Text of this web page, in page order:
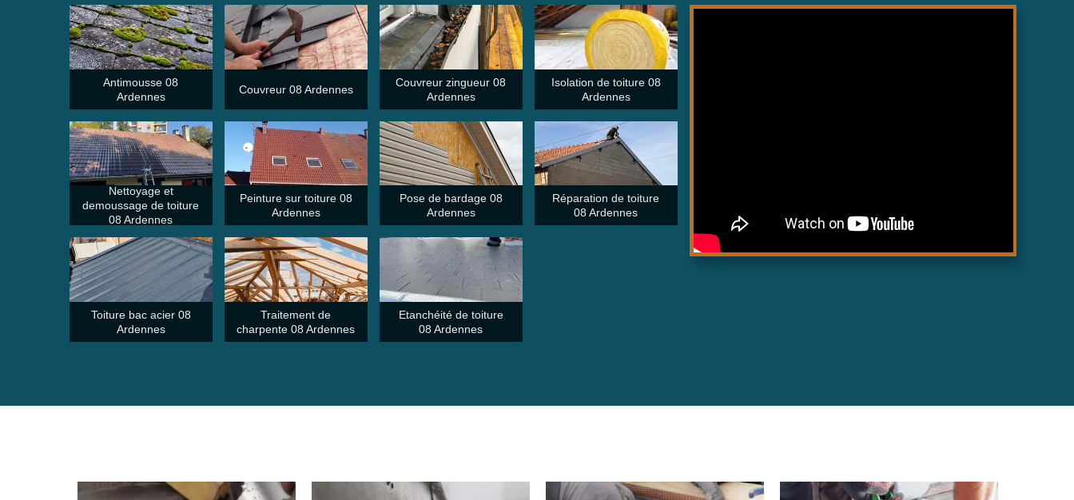
Antimousse 08
Ardennes
Couvreur 08 Ardennes
Couvreur zingueur 08
Ardennes
Isolation de toiture 08
Ardennes
Nettoyage et
demoussage de toiture
08 Ardennes
Peinture sur toiture 08
Ardennes
Pose de bardage 08
Ardennes
Réparation de toiture
08 Ardennes
Toiture bac acier 08
Ardennes
Traitement de
charpente 08 Ardennes
Etanchéité de toiture
08 Ardennes